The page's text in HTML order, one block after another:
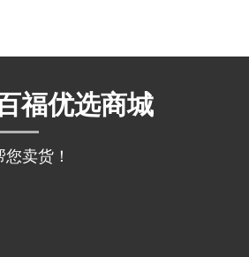
福优选商城
您卖货！